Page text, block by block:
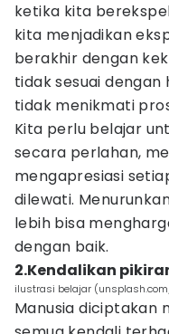
ketika kita
kita menjadikan
berakhir dengan
tidak sesuai
tidak menikmati
Kita perlu belajar
secara perlahan,
mengapresiasi
dilewati.
lebih bisa
dengan baik.
2.Kendalikan
ilustrasi belajar
Manusia diciptakan